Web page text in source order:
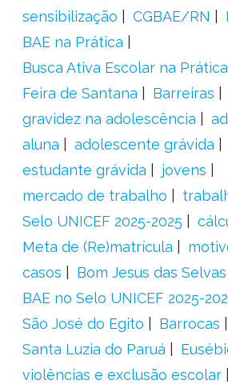
sensibilização
CGBAE/RN
BAE na Prática
Busca Ativa Escolar na Prática
Feira de Santana
Barreiras
gravidez na adolescência
aluna
adolescente grávida
estudante grávida
jovens
mercado de trabalho
Selo UNICEF 2025-2025
Meta de (Re)matrícula
casos
Bom Jesus das Selvas
BAE no Selo UNICEF 2025-
São José do Egito
Barrocas
Santa Luzia do Paruá
violências e exclusão escolar